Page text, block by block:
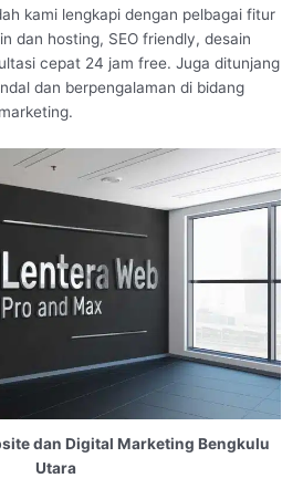
kami lengkapi dengan pelbagai fitur
dan hosting, SEO friendly, desain
cepat 24 jam free. Juga ditunjang
dan berpengalaman di bidang
dan Digital Marketing Bengkulu
Utara